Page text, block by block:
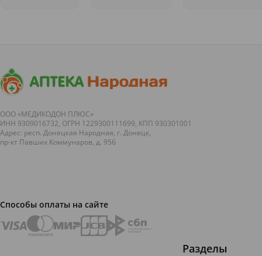
промышленност...
увы, мало
инт...
ООО «МЕДИКОДОН ПЛЮС»
ИНН 9309016732, ОГРН 1229300111699, КПП 930301001
Адрес: респ. Донецкая Народная, г. Донецк,
пр-кт Павших Коммунаров, д. 95б
Способы оплаты на сайте
Разделы